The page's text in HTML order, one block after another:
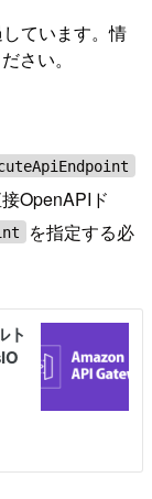
ています。情
さい。
OpenAPIド
を指定する必